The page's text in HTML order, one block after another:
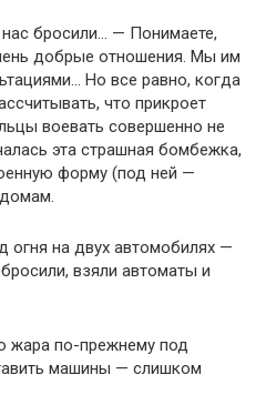
бросили… — Понимаете,
добрые отношения. Мы им
Но все равно, когда
что прикроет
воевать совершенно не
эта страшная бомбежка,
форму (под ней —
огня на двух автомобилях —
взяли автоматы и
жара по-прежнему под
машины — слишком